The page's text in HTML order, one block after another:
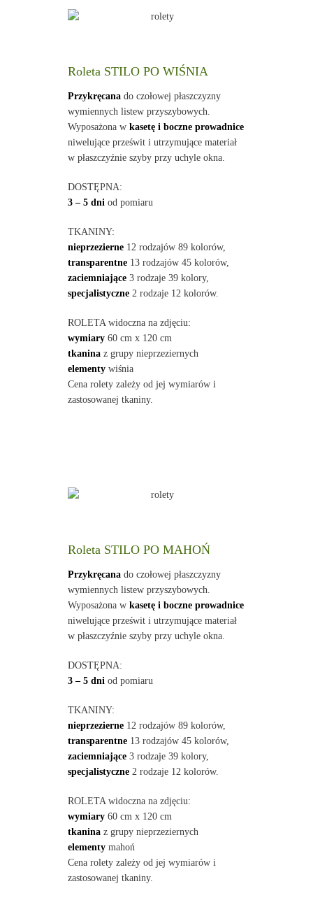
Roleta STILO PO WIŚNIA
Przykręcanado czołowej płaszczyzny
wymiennych listew przyszybowych.
Wyposażona w kasetę i boczne prowadnice
niwelujące prześwit i utrzymujące materiał
w płaszczyźnie szyby przy uchyle okna.
DOSTĘPNA:
3 – 5 dni od pomiaru
TKANINY:
nieprzezierne12 rodzajów 89 kolorów,
transparentne13 rodzajów 45 kolorów,
zaciemniające3 rodzaje 39 kolory,
specjalistyczne2 rodzaje 12 kolorów.
ROLETA widoczna na zdjęciu:
wymiary60 cm x 120 cm
tkaninaz grupy nieprzeziernych
elementywiśnia
Cena rolety zależy od jej wymiarów i
zastosowanej tkaniny.
Roleta STILO PO MAHOŃ
Przykręcanado czołowej płaszczyzny
wymiennych listew przyszybowych.
Wyposażona w kasetę i boczne prowadnice
niwelujące prześwit i utrzymujące materiał
w płaszczyźnie szyby przy uchyle okna.
DOSTĘPNA:
3 – 5 dni od pomiaru
TKANINY:
nieprzezierne12 rodzajów 89 kolorów,
transparentne13 rodzajów 45 kolorów,
zaciemniające3 rodzaje 39 kolory,
specjalistyczne2 rodzaje 12 kolorów.
ROLETA widoczna na zdjęciu:
wymiary60 cm x 120 cm
tkaninaz grupy nieprzeziernych
elementymahoń
Cena rolety zależy od jej wymiarów i
zastosowanej tkaniny.